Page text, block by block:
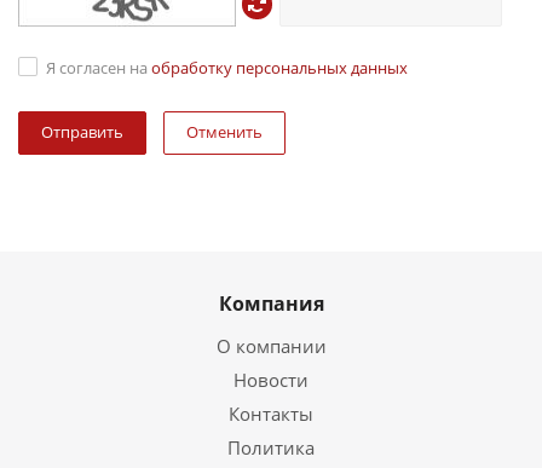
Я согласен на обработку персональных данных
Отменить
Компания
О компании
Новости
Контакты
Политика